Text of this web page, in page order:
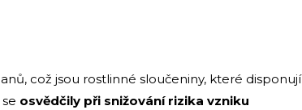
což jsou rostlinné sloučeniny, které disponují
osvědčily při snižování rizika vzniku